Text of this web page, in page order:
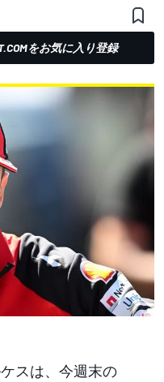
をお気に入り登録
スは、今週末の